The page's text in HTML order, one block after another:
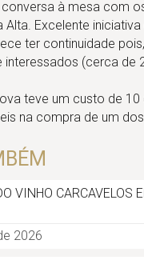
à mesa com
Alta. Excelente
ter continuidade
(cerca de
teve um custo de
na compra de um
VINHO CARCAVELOS
2026